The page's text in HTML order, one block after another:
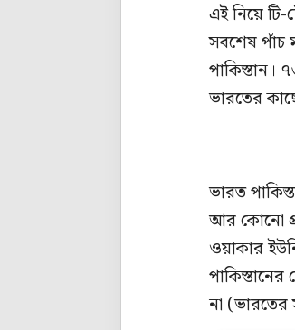
এই নিয়ে
সবশেষ পাঁচ
পাকিস্তান।
ভারতের
ভারত
আর কোনো
ওয়াকার
না (ভারতের